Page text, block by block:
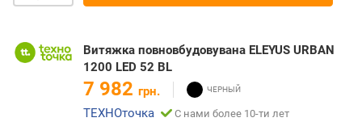
Витяжка повновбудовувана ELEYUS URBAN
1200 LED 52 BL
7 982 грн.
ТЕХНОточка
С нами более 10-ти лет